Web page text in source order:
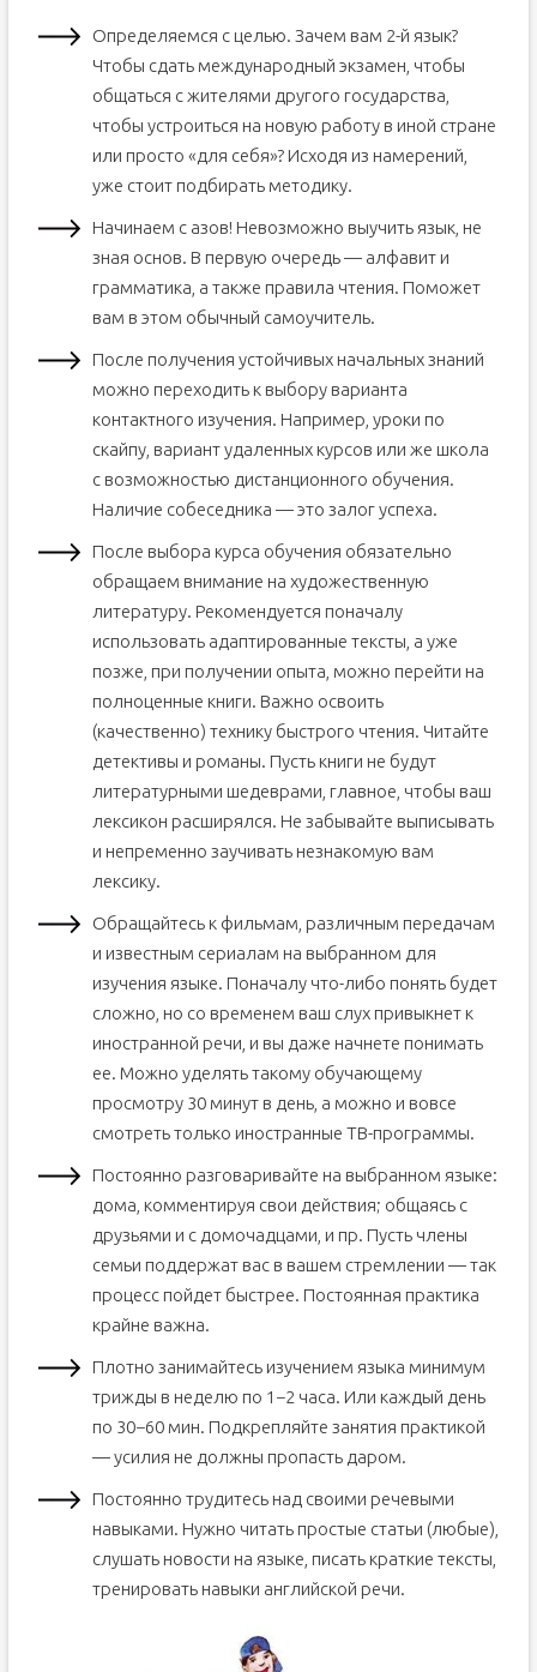
Определяемся с целью. Зачем вам 2-й язык?
Чтобы сдать международный экзамен, чтобы
общаться с жителями другого государства,
чтобы устроиться на новую работу в иной стране
или просто «для себя»? Исходя из намерений,
уже стоит подбирать методику.
Начинаем с азов! Невозможно выучить язык, не
зная основ. В первую очередь — алфавит и
грамматика, а также правила чтения. Поможет
вам в этом обычный самоучитель.
После получения устойчивых начальных знаний
можно переходить к выбору варианта
контактного изучения. Например, уроки по
скайпу, вариант удаленных курсов или же школа
с возможностью дистанционного обучения.
Наличие собеседника — это залог успеха.
После выбора курса обучения обязательно
обращаем внимание на художественную
литературу. Рекомендуется поначалу
использовать адаптированные тексты, а уже
позже, при получении опыта, можно перейти на
полноценные книги. Важно освоить
(качественно) технику быстрого чтения. Читайте
детективы и романы. Пусть книги не будут
литературными шедеврами, главное, чтобы ваш
лексикон расширялся. Не забывайте выписывать
и непременно заучивать незнакомую вам
лексику.
Обращайтесь к фильмам, различным передачам
и известным сериалам на выбранном для
изучения языке. Поначалу что-либо понять будет
сложно, но со временем ваш слух привыкнет к
иностранной речи, и вы даже начнете понимать
ее. Можно уделять такому обучающему
просмотру 30 минут в день, а можно и вовсе
смотреть только иностранные ТВ-программы.
Постоянно разговаривайте на выбранном языке:
дома, комментируя свои действия; общаясь с
друзьями и с домочадцами, и пр. Пусть члены
семьи поддержат вас в вашем стремлении — так
процесс пойдет быстрее. Постоянная практика
крайне важна.
Плотно занимайтесь изучением языка минимум
трижды в неделю по 1−2 часа. Или каждый день
по 30−60 мин. Подкрепляйте занятия практикой
— усилия не должны пропасть даром.
Постоянно трудитесь над своими речевыми
навыками. Нужно читать простые статьи (любые),
слушать новости на языке, писать краткие тексты,
тренировать навыки английской речи.